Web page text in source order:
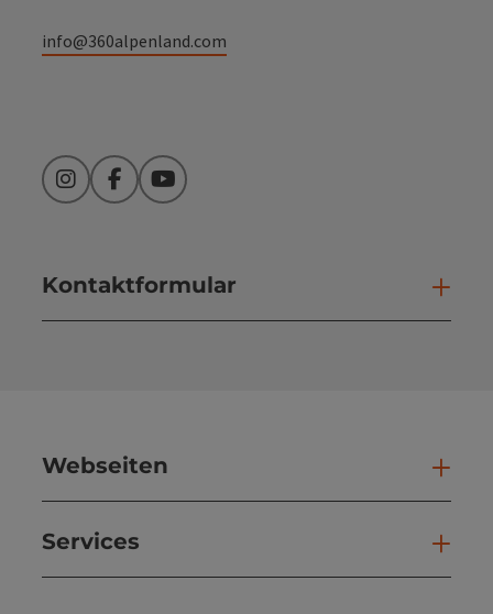
info@360alpenland.com
InstagramFacebookYouTube
Kontaktformular
Webseiten
Services